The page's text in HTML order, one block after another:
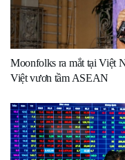
Moonfolks ra mắt tại Việt
Việt vươn tầm ASEAN